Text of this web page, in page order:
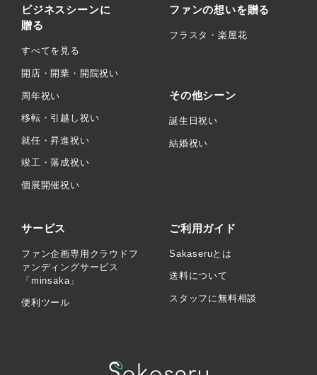
ビジネスシーンに
贈る
すべてを見る
開店・開業・開院祝い
周年祝い
移転・引越し祝い
就任・昇進祝い
竣工・落成祝い
個展開催祝い
ファンの想いを贈る
フラスタ・楽屋花
その他シーン
誕生日祝い
結婚祝い
サービス
ファン企画専用クラウドフ
ァンディングサービス
「minsaka」
便利ツール
ご利用ガイド
Sakaseruとは
送料について
スタッフに無料相談